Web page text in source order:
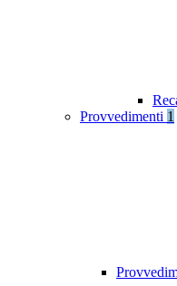
Provvedimenti 1